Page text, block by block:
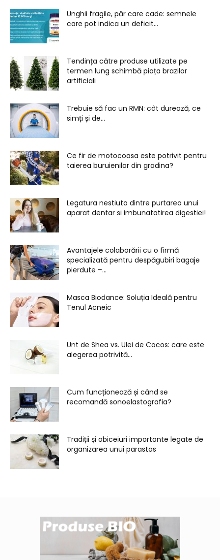
Unghii fragile, păr care cade: semnele
care pot indica un deficit...
Tendința către produse utilizate pe
termen lung schimbă piața brazilor
artificiali
Trebuie să fac un RMN: cât durează, ce
simți și de...
Ce fir de motocoasa este potrivit pentru
taierea buruienilor din gradina?
Legatura nestiuta dintre purtarea unui
aparat dentar si imbunatatirea digestiei!
Avantajele colaborării cu o firmă
specializată pentru despăgubiri bagaje
pierdute –...
Masca Biodance: Soluția Ideală pentru
Tenul Acneic
Unt de Shea vs. Ulei de Cocos: care este
alegerea potrivită...
Cum funcționează și când se
recomandă sonoelastografia?
Tradiții și obiceiuri importante legate de
organizarea unui parastas